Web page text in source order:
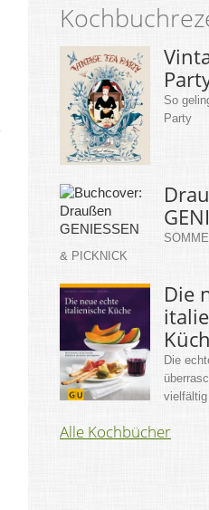
So
Party
& PICKNICK
Die
Die
vielfältig
Alle Kochbücher